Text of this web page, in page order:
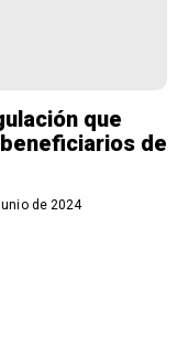
que
beneficiarios de
de 2024